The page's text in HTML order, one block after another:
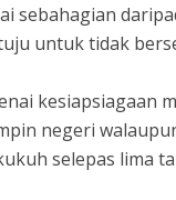
sebahagian
untuk tidak
kesiapsiagaan
negeri
selepas lima